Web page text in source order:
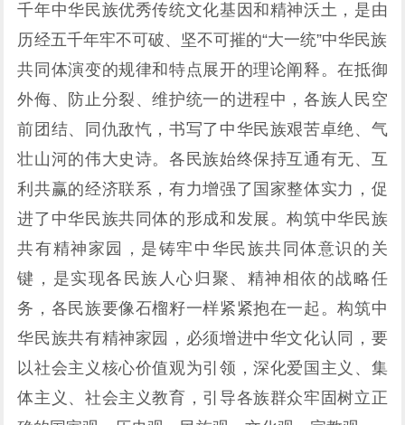
千年中华民族优秀传统文化基因和精神沃土，是由
历经五千年牢不可破、坚不可摧的“大一统”中华民族
共同体演变的规律和特点展开的理论阐释。在抵御
外侮、防止分裂、维护统一的进程中，各族人民空
前团结、同仇敌忾，书写了中华民族艰苦卓绝、气
壮山河的伟大史诗。各民族始终保持互通有无、互
利共赢的经济联系，有力增强了国家整体实力，促
进了中华民族共同体的形成和发展。构筑中华民族
共有精神家园，是铸牢中华民族共同体意识的关
键，是实现各民族人心归聚、精神相依的战略任
务，各民族要像石榴籽一样紧紧抱在一起。构筑中
华民族共有精神家园，必须增进中华文化认同，要
以社会主义核心价值观为引领，深化爱国主义、集
体主义、社会主义教育，引导各族群众牢固树立正